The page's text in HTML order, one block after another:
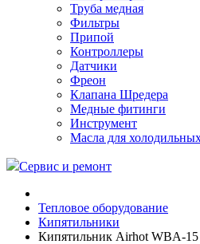
Труба медная
Фильтры
Припой
Контроллеры
Датчики
Фреон
Клапана Шредера
Медные фитинги
Инструмент
Масла для
Сервис и ремонт
Тепловое оборудование
Кипятильники
Кипятильник Airhot WBA-15